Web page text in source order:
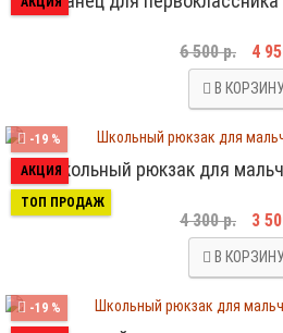
6 500 р. 4
В
-19 %
АКЦИЯ
ТОП ПРОДАЖ
Школьный рюкзак для
4 300 р. 3
В
-19 %